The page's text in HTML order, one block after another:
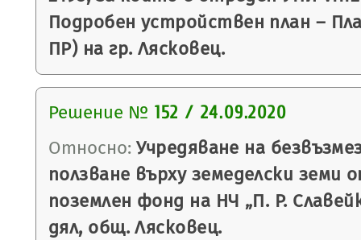
Подробен устройствен план –
ПР) на гр. Лясковец.
Решение № 152 / 24.09.2020
Относно: Учредяване на
ползване върху земеделски земи
поземлен фонд на НЧ „П. Р.
дял, общ. Лясковец.